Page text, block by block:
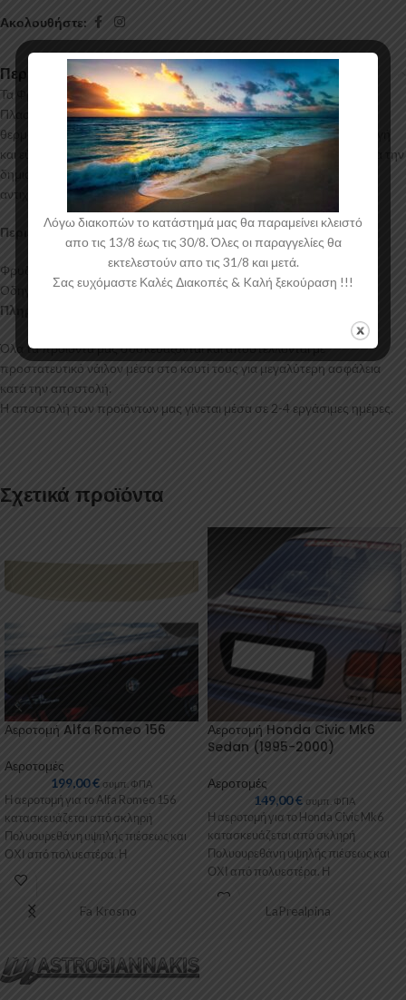
Ακολουθήστε:
Περιγραφή
Τα Φρυδάκια για το Renault Clio Mk4 κατασκευάζονται από ABS
Πλαστικό υψηλής ποιότητας και αισθητικής σε μηχανές
θερμοδιαμόρφωσης τελευταίας τεχνολογίας έχοντας άψογη εφαρμογή
και εύκολη τοποθέτηση. Το υλικό πλαστικού που χρησιμοποιείται για την
δημιουργία προϊόντων έρχεται σε Μαύρο Γυαλιστερό χρώμα και με
αντιχαρακτική επιφάνεια.
Περιεχόμενα Συσκευασίας:
Φρυδάκια Renault Clio Mk4
Οδηγίες Τοποθέτησης
Πληροφορίες Αποστολής:
Όλα τα προϊόντα μας συσκευάζονται και αποστέλλονται με
προστατευτικό νάιλον μέσα στο κουτί τους για μεγαλύτερη ασφάλεια
κατά την αποστολή.
Η αποστολή των προϊόντων μας γίνεται μέσα σε 2-4 εργάσιμες ημέρες.
Σχετικά προϊόντα
Αεροτομή Alfa Romeo 156
Αεροτομές
199,00€ συμπ. ΦΠΑ
Η αεροτομή για το Alfa Romeo 156
κατασκευάζεται από σκληρή
Πολυουρεθάνη υψηλής πιέσεως και
ΟΧΙ από πολυεστέρα. Η
Πολυουρεθάνη είναι
Αεροτομή Honda Civic Mk6
Sedan (1995-2000)
Αεροτομές
149,00€ συμπ. ΦΠΑ
Η αεροτομή για το Honda Civic Mk6
κατασκευάζεται από σκληρή
Πολυουρεθάνη υψηλής πιέσεως και
ΟΧΙ από πολυεστέρα. Η
Πολυουρεθάνη είναι
Fa Krosno LaPrealpina
Λόγω διακοπών το κατάστημά μας θα παραμείνει κλειστό
απο τις 13/8 έως τις 30/8. Όλες οι παραγγελίες θα
εκτελεστούν απο τις 31/8 και μετά.
Σας ευχόμαστε Καλές Διακοπές & Kαλή ξεκούραση !!!